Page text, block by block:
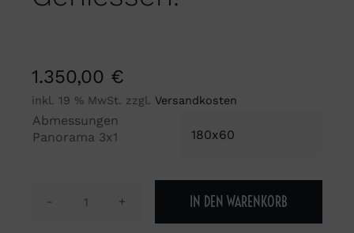
1.350,00 €
inkl. 19 % MwSt. zzgl. Versandkosten
Abmessungen
Panorama 3x1
Ankommen.
IN DEN WARENKORB